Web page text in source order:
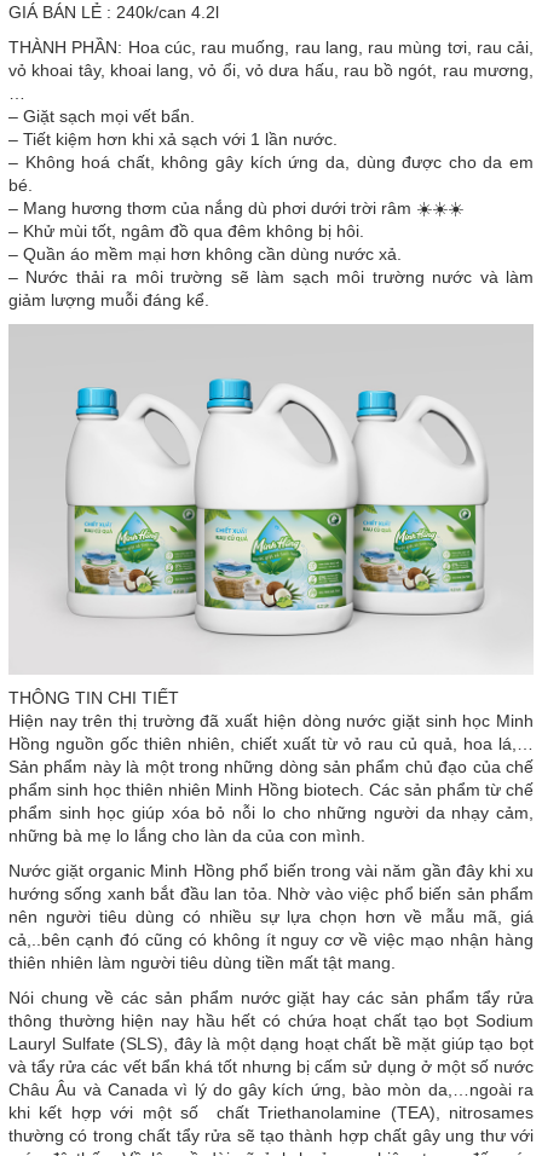
GIÁ BÁN LẺ : 240k/can 4.2l
THÀNH PHẦN: Hoa cúc, rau muống, rau lang, rau mùng tơi, rau cải,
vỏ khoai tây, khoai lang, vỏ ổi, vỏ dưa hấu, rau bồ ngót, rau mương,
…
– Giặt sạch mọi vết bẩn.
– Tiết kiệm hơn khi xả sạch với 1 lần nước.
– Không hoá chất, không gây kích ứng da, dùng được cho da em
bé.
– Mang hương thơm của nắng dù phơi dưới trời râm ☀️☀️☀️
– Khử mùi tốt, ngâm đồ qua đêm không bị hôi.
– Quần áo mềm mại hơn không cần dùng nước xả.
– Nước thải ra môi trường sẽ làm sạch môi trường nước và làm
giảm lượng muỗi đáng kể.
THÔNG TIN CHI TIẾT
Hiện nay trên thị trường đã xuất hiện dòng nước giặt sinh học Minh
Hồng nguồn gốc thiên nhiên, chiết xuất từ vỏ rau củ quả, hoa lá,…
Sản phẩm này là một trong những dòng sản phẩm chủ đạo của chế
phẩm sinh học thiên nhiên Minh Hồng biotech. Các sản phẩm từ chế
phẩm sinh học giúp xóa bỏ nỗi lo cho những người da nhạy cảm,
những bà mẹ lo lắng cho làn da của con mình.
Nước giặt organic Minh Hồng phổ biến trong vài năm gần đây khi xu
hướng sống xanh bắt đầu lan tỏa. Nhờ vào việc phổ biến sản phẩm
nên người tiêu dùng có nhiều sự lựa chọn hơn về mẫu mã, giá
cả,..bên cạnh đó cũng có không ít nguy cơ về việc mạo nhận hàng
thiên nhiên làm người tiêu dùng tiền mất tật mang.
Nói chung về các sản phẩm nước giặt hay các sản phẩm tẩy rửa
thông thường hiện nay hầu hết có chứa hoạt chất tạo bọt Sodium
Lauryl Sulfate (SLS), đây là một dạng hoạt chất bề mặt giúp tạo bọt
và tẩy rửa các vết bẩn khá tốt nhưng bị cấm sử dụng ở một số nước
Châu Âu và Canada vì lý do gây kích ứng, bào mòn da,…ngoài ra
khi kết hợp với một số chất Triethanolamine (TEA), nitrosames
thường có trong chất tẩy rửa sẽ tạo thành hợp chất gây ung thư với